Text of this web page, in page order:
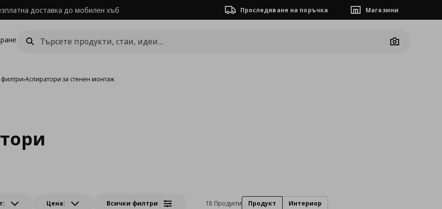
доставка до мобилен хъб Проследяване на поръчка Магазини
Camera
›Аспиратори за стенен монтаж
Цена: Всички филтри 18 Продукти Продукт Интериор